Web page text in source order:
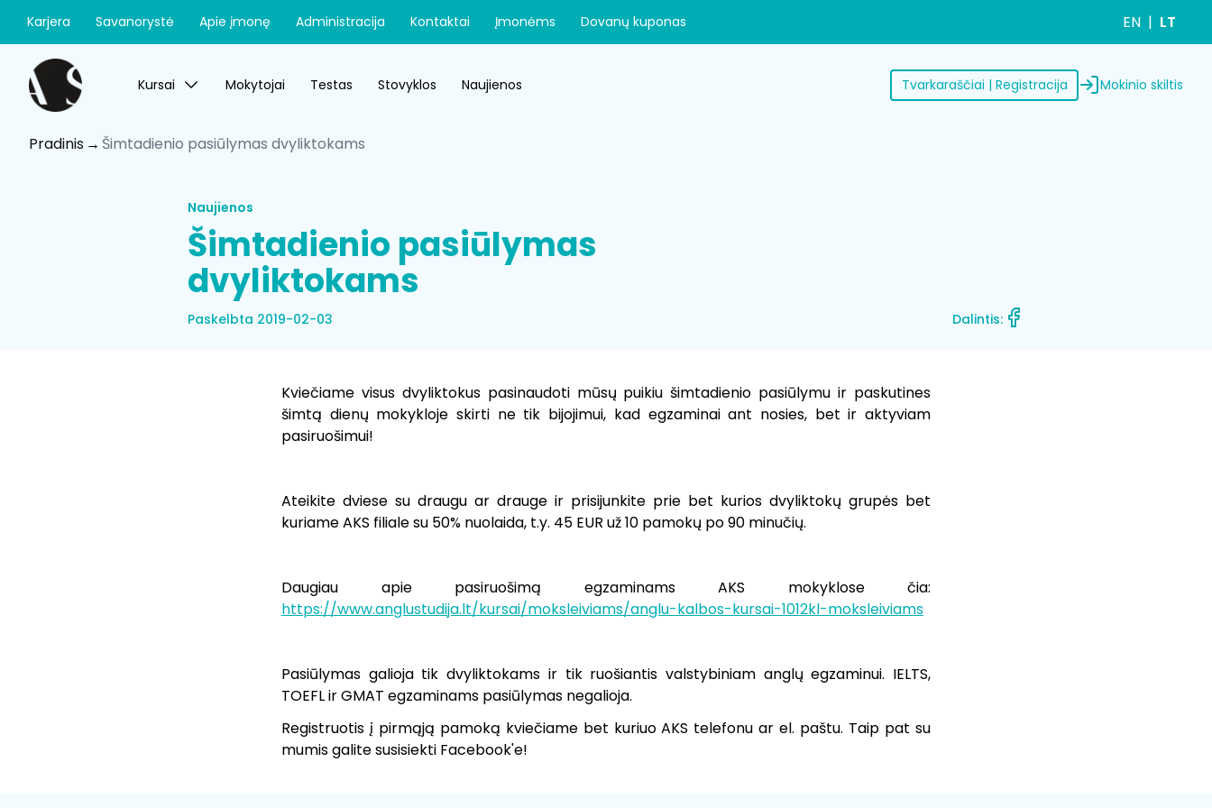
Kursai Mokytojai Testas Stovyklos Naujienos Tvarkaraščiai | Registracija Mokinio skiltis
Karjera Savanorystė Apie įmonę Administracija Kontaktai Įmonėms Dovanų kuponas EN LT
Pradinis Šimtadienio pasiūlymas dvyliktokams
Naujienos
Šimtadienio pasiūlymas
dvyliktokams
Paskelbta 2019-02-03 Dalintis:
Kviečiame visus dvyliktokus pasinaudoti mūsų puikiu šimtadienio pasiūlymu ir paskutines
šimtą dienų mokykloje skirti ne tik bijojimui, kad egzaminai ant nosies, bet ir aktyviam
pasiruošimui!
Ateikite dviese su draugu ar drauge ir prisijunkite prie bet kurios dvyliktokų grupės bet
kuriame AKS filiale su 50% nuolaida, t.y. 45 EUR už 10 pamokų po 90 minučių.
Daugiau apie pasiruošimą egzaminams AKS mokyklose čia:
https://www.anglustudija.lt/kursai/moksleiviams/anglu-kalbos-kursai-1012kl-moksleiviams
Pasiūlymas galioja tik dvyliktokams ir tik ruošiantis valstybiniam anglų egzaminui. IELTS,
TOEFL ir GMAT egzaminams pasiūlymas negalioja.
Registruotis į pirmąją pamoką kviečiame bet kuriuo AKS telefonu ar el. paštu. Taip pat su
mumis galite susisiekti Facebook'e!